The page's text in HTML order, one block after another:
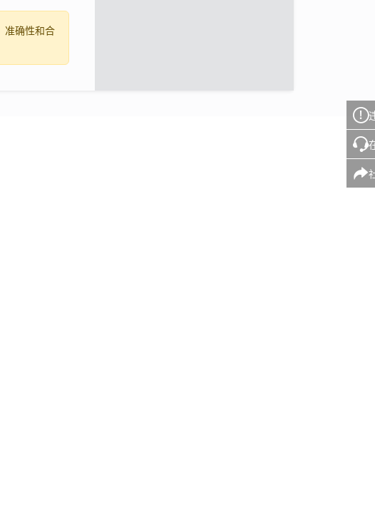
准确性和合